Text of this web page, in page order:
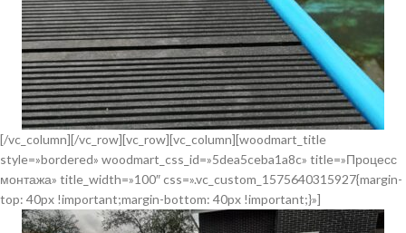
[/vc_column][/vc_row][vc_row][vc_column][woodmart_title
style=»bordered» woodmart_css_id=»5dea5ceba1a8c» title=»Процесс
монтажа» title_width=»100″ css=».vc_custom_1575640315927{margin-
top: 40px !important;margin-bottom: 40px !important;}»]